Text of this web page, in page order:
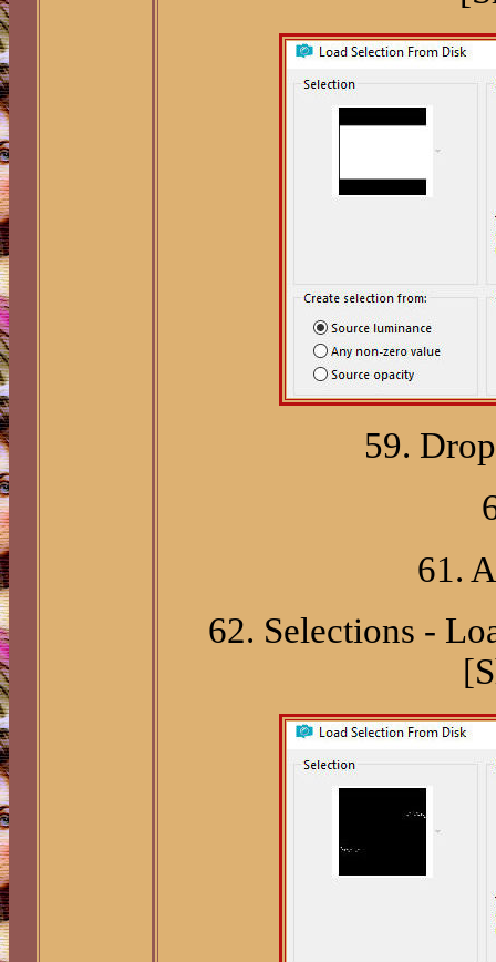
59.
61.
62. Selections -